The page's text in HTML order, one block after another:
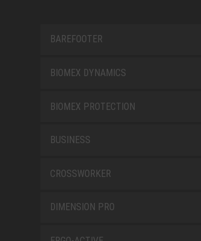
BAREFOOTER
BIOMEX DYNAMICS
BIOMEX PROTECTION
BUSINESS
CROSSWORKER
DIMENSION PRO